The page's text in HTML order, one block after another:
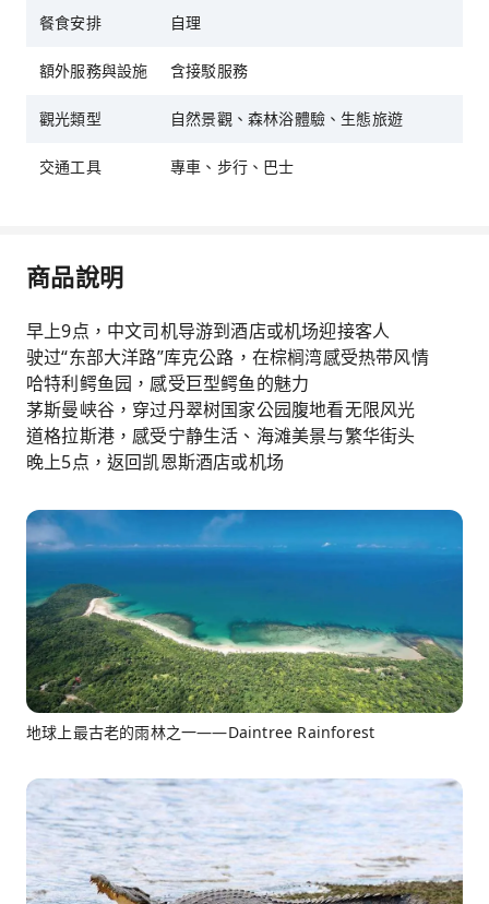
餐食安排 自理
額外服務與設施 含接駁服務
觀光類型 自然景觀、森林浴體驗、生態旅遊
交通工具 專車、步行、巴士
商品說明
早上9点，中文司机导游到酒店或机场迎接客人
驶过“东部大洋路”库克公路，在棕榈湾感受热带风情
哈特利鳄鱼园，感受巨型鳄鱼的魅力
茅斯曼峡谷，穿过丹翠树国家公园腹地看无限风光
道格拉斯港，感受宁静生活、海滩美景与繁华街头
晚上5点，返回凯恩斯酒店或机场
地球上最古老的雨林之一——Daintree Rainforest